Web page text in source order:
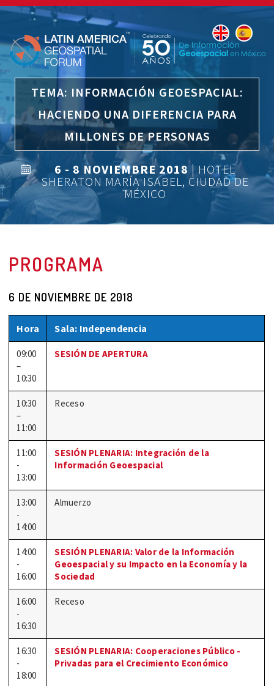
TEMA: INFORMACIÓN GEOESPACIAL:
HACIENDO UNA DIFERENCIA PARA
MILLONES DE PERSONAS
6 - 8 NOVIEMBRE 2018 | HOTEL
SHERATON MARÍA ISABEL, CIUDAD DE
MÉXICO
PROGRAMA
6 DE NOVIEMBRE DE 2018
Hora Sala: Independencia
09:00
–
10:30
SESIÓN DE APERTURA
10:30
–
11:00
Receso
11:00
-
13:00
SESIÓN PLENARIA: Integración de la
Información Geoespacial
13:00
-
14:00
Almuerzo
14:00
-
16:00
SESIÓN PLENARIA: Valor de la Información
Geoespacial y su Impacto en la Economía y la
Sociedad
16:00
-
16:30
Receso
16:30
-
18:00
SESIÓN PLENARIA: Cooperaciones Público -
Privadas para el Crecimiento Económico